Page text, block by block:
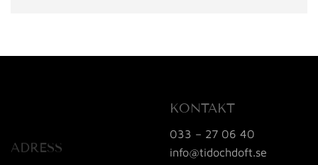
ADRESS
KONTAKT
033 – 27 06 40
info@tidochdoft.se